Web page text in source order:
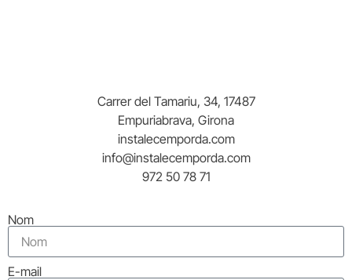
Carrer del Tamariu, 34, 17487
Empuriabrava, Girona
instalecemporda.com
info@instalecemporda.com
972 50 78 71
Nom
E-mail